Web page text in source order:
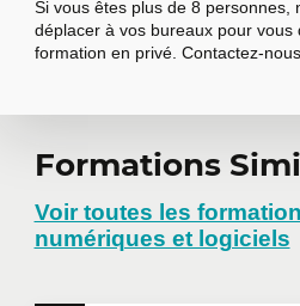
Si vous êtes plus de 8 personnes,
déplacer à vos bureaux pour vous
formation en privé. Contactez-
Demander
formation
Formations
Voir toutes les
numériques et logiciels